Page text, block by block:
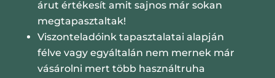
árut értékesít amit sajnos már sokan
megtapasztaltak!
Viszonteladóink tapasztalatai alapján
félve vagy egyáltalán nem mernek már
vásárolni mert több használtruha